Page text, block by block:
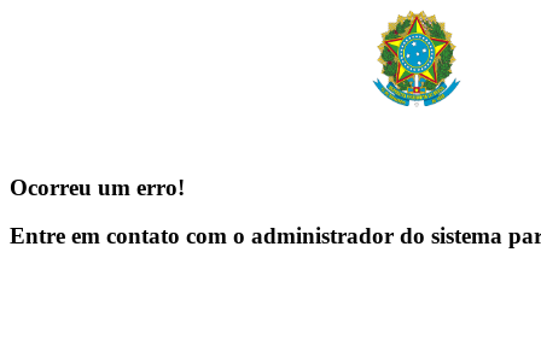
Ocorreu um erro!
Entre em contato com o administrador do sistema